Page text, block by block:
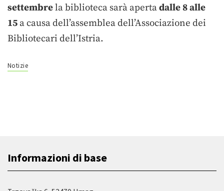
settembrela biblioteca sarà apertadalle 8 alle
15 a causa dell’assemblea dell’Associazione dei
Bibliotecari dell’Istria.
Notizie
Informazioni di base